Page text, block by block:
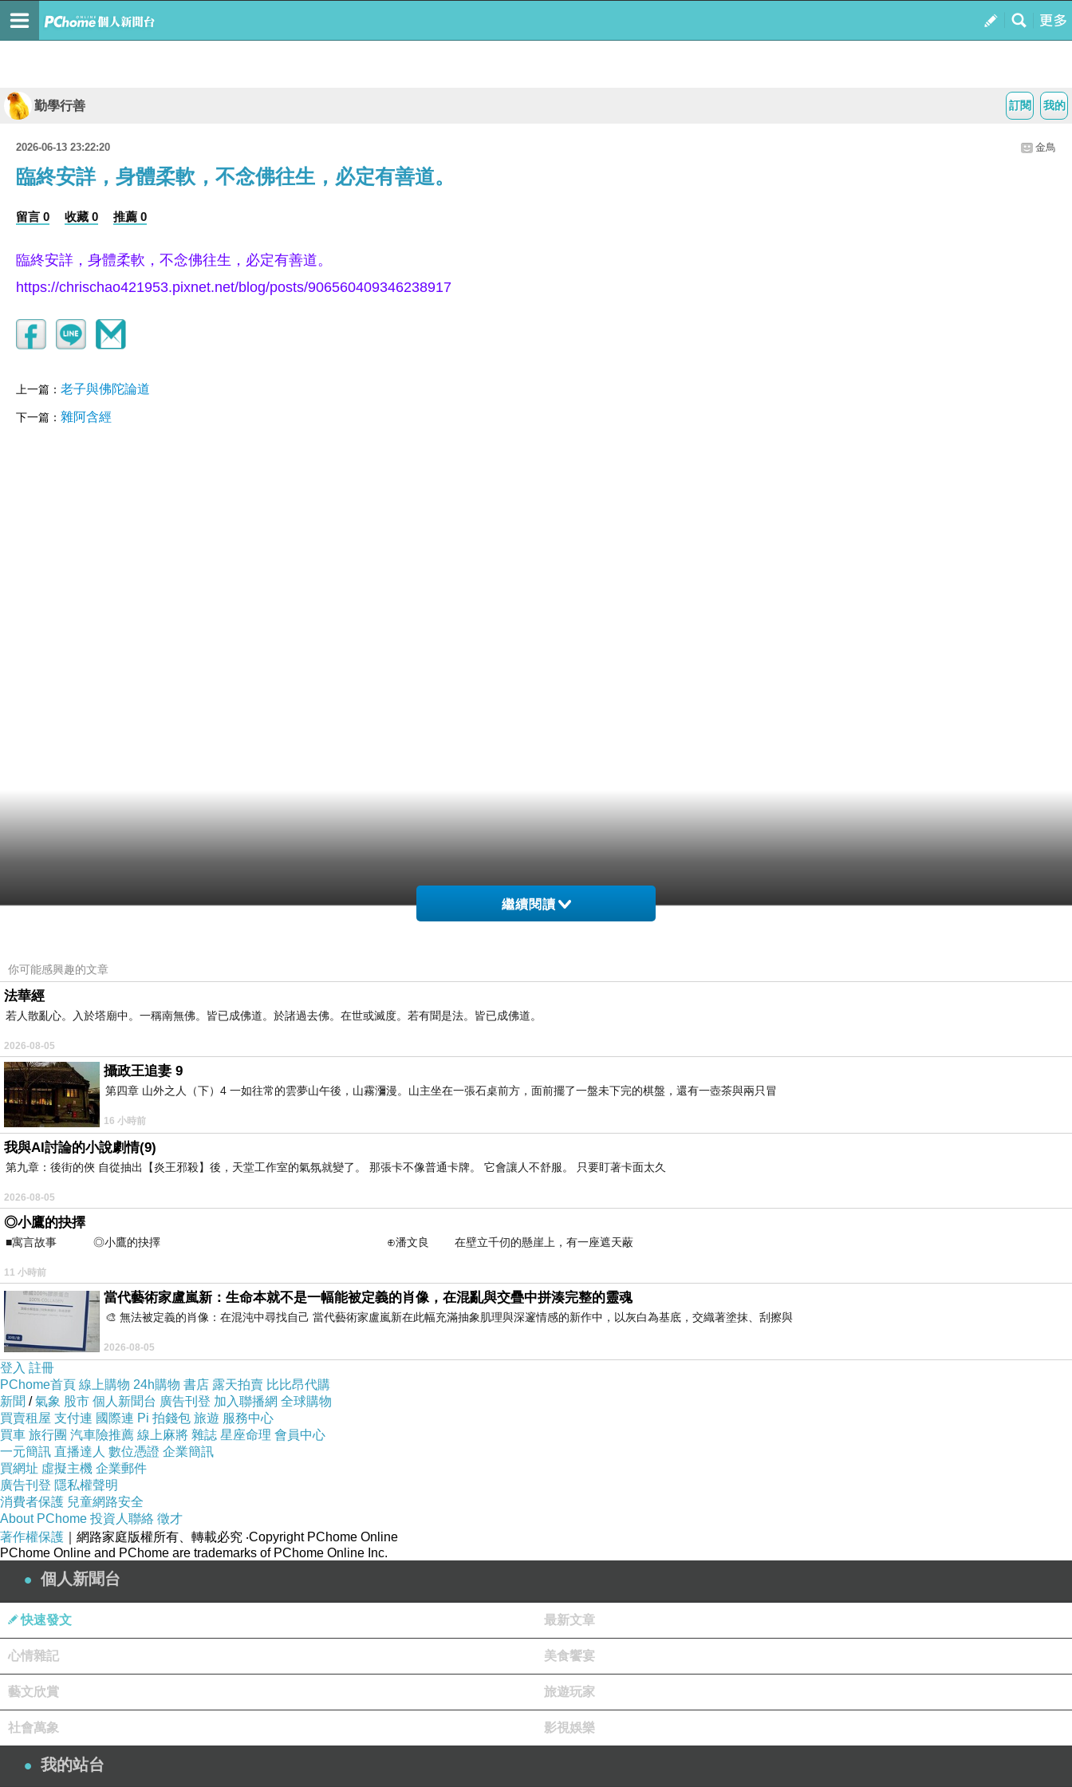
我的
訂閱
勤學行善
2026-06-13 23:22:20 金鳥
臨終安詳，身體柔軟，不念佛往生，必定有善道。
留言 0 收藏 0 推薦 0
臨終安詳，身體柔軟，不念佛往生，必定有善道。
https://chrischao421953.pixnet.net/blog/posts/906560409346238917
上一篇： 老子與佛陀論道
下一篇： 雜阿含經
繼續閱讀
你可能感興趣的文章
法華經
若人散亂心。入於塔廟中。一稱南無佛。皆已成佛道。於諸過去佛。在世或滅度。若有聞是法。皆已成佛道。
2026-08-05
攝政王追妻 9
第四章 山外之人（下）4 一如往常的雲夢山午後，山霧瀰漫。山主坐在一張石桌前方，面前擺了一盤未下完的棋盤，還有一壺茶與兩只冒
16 小時前
我與AI討論的小說劇情(9)
第九章：後街的俠 自從抽出【炎王邪殺】後，天堂工作室的氣氛就變了。 那張卡不像普通卡牌。 它會讓人不舒服。 只要盯著卡面太久
2026-08-05
◎小鷹的抉擇
■寓言故事 ◎小鷹的抉擇 ⊕潘文良 在壁立千仞的懸崖上，有一座遮天蔽
11 小時前
當代藝術家盧嵐新：生命本就不是一幅能被定義的肖像，在混亂與交疊中拼湊完整的靈魂
🎨 無法被定義的肖像：在混沌中尋找自己 當代藝術家盧嵐新在此幅充滿抽象肌理與深邃情感的新作中，以灰白為基底，交織著塗抹、刮擦與
2026-08-05
登入 註冊
PChome首頁 線上購物 24h購物 書店 露天拍賣 比比昂代購
新聞 /氣象 股市 個人新聞台 廣告刊登 加入聯播網 全球購物
買賣租屋 支付連 國際連 Pi 拍錢包 旅遊 服務中心
買車 旅行團 汽車險推薦 線上麻將 雜誌 星座命理 會員中心
一元簡訊 直播達人 數位憑證 企業簡訊
買網址 虛擬主機 企業郵件
廣告刊登 隱私權聲明
消費者保護 兒童網路安全
About PChome 投資人聯絡 徵才
著作權保護 ｜網路家庭版權所有、轉載必究 ‧Copyright PChome Online
PChome Online and PChome are trademarks of PChome Online Inc.
個人新聞台
快速發文 最新文章
心情雜記 美食饗宴
藝文欣賞 旅遊玩家
社會萬象 影視娛樂
我的站台